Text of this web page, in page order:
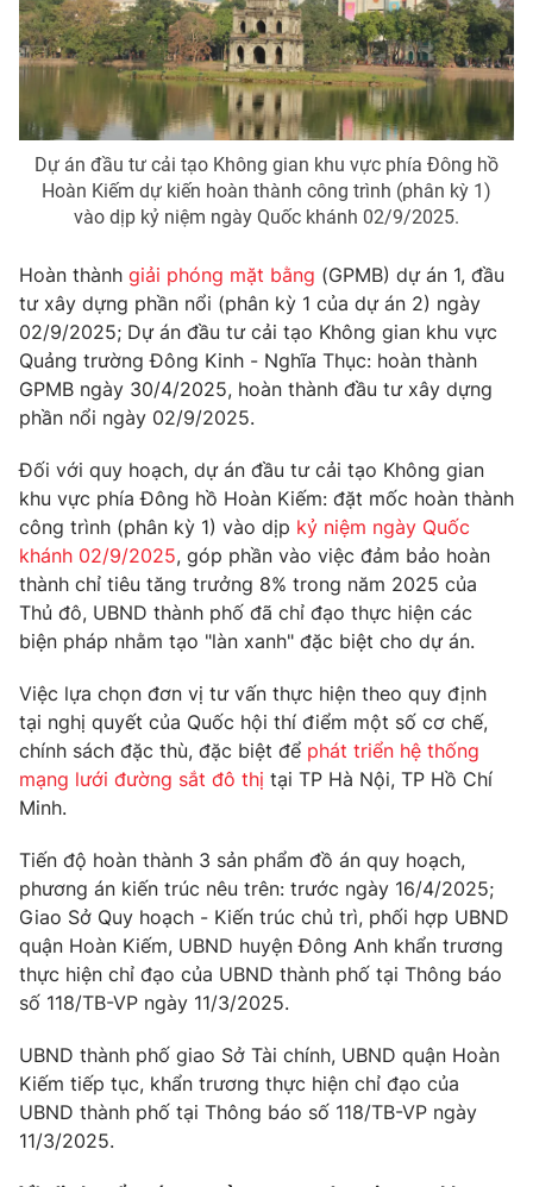
VTV9 VTV8
Liên hệ tòa soạn English
Theo dõi báo trên
Cơ quan chủ quản: Đài Truyền hình Việt Nam
Cơ quan báo chí:Thời báo VTV
cấp ngày 29/12/2023
Tổng Biên tập: Vũ Thanh Thủy
Phó Tổng Biên tập: Nguyễn Thị Mỹ Hạnh, Phạm Quốc Thắng,
Nguyễn Trọng Ninh
Tổng đài VTV:024.38 355 931 - 024.38 355 932
Ðiện thoại Thời báo VTV:024.66 897 897
Email:toasoan@vtv.vn
Liên hệ quảng cáo:024-7300.7108
thuận bằng văn bản. Ghi rõ nguồn VTV.vn khi phát hành lại
thông tin từ website này.
Dự án đầu tư cải tạo Không gian khu vực phía Đông hồ
Hoàn Kiếm dự kiến hoàn thành công trình (phân kỳ 1)
vào dịp kỷ niệm ngày Quốc khánh 02/9/2025.
Hoàn thành giải phóng mặt bằng (GPMB) dự án 1, đầu
tư xây dựng phần nổi (phân kỳ 1 của dự án 2) ngày
02/9/2025; Dự án đầu tư cải tạo Không gian khu vực
Quảng trường Đông Kinh - Nghĩa Thục: hoàn thành
GPMB ngày 30/4/2025, hoàn thành đầu tư xây dựng
phần nổi ngày 02/9/2025.
Đối với quy hoạch, dự án đầu tư cải tạo Không gian
khu vực phía Đông hồ Hoàn Kiếm: đặt mốc hoàn thành
công trình (phân kỳ 1) vào dịp kỷ niệm ngày Quốc
khánh 02/9/2025, góp phần vào việc đảm bảo hoàn
thành chỉ tiêu tăng trưởng 8% trong năm 2025 của
Thủ đô, UBND thành phố đã chỉ đạo thực hiện các
biện pháp nhằm tạo "làn xanh" đặc biệt cho dự án.
Việc lựa chọn đơn vị tư vấn thực hiện theo quy định
tại nghị quyết của Quốc hội thí điểm một số cơ chế,
chính sách đặc thù, đặc biệt để phát triển hệ thống
mạng lưới đường sắt đô thị tại TP Hà Nội, TP Hồ Chí
Minh.
Tiến độ hoàn thành 3 sản phẩm đồ án quy hoạch,
phương án kiến trúc nêu trên: trước ngày 16/4/2025;
Giao Sở Quy hoạch - Kiến trúc chủ trì, phối hợp UBND
quận Hoàn Kiếm, UBND huyện Đông Anh khẩn trương
thực hiện chỉ đạo của UBND thành phố tại Thông báo
số 118/TB-VP ngày 11/3/2025.
UBND thành phố giao Sở Tài chính, UBND quận Hoàn
Kiếm tiếp tục, khẩn trương thực hiện chỉ đạo của
UBND thành phố tại Thông báo số 118/TB-VP ngày
11/3/2025.